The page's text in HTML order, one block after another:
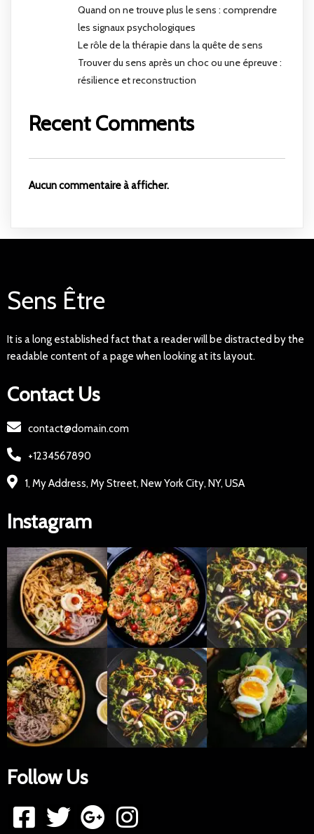
Quand on ne trouve plus le sens : comprendre
les signaux psychologiques
Le rôle de la thérapie dans la quête de sens
Trouver du sens après un choc ou une épreuve :
résilience et reconstruction
Recent Comments
Aucun commentaire à afficher.
Sens Être
It is a long established fact that a reader will be distracted by the
readable content of a page when looking at its layout.
Contact Us
contact@domain.com
+1234567890
1, My Address, My Street, New York City, NY, USA
Instagram
Follow Us